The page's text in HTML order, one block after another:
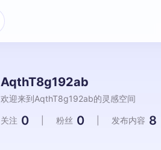
AqthT8g192ab
欢迎来到AqthT8g192ab的灵感空间
关注 0 粉丝 0 发布内容 8